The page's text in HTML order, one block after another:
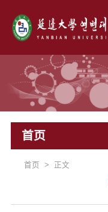
首页
首页 > 正文